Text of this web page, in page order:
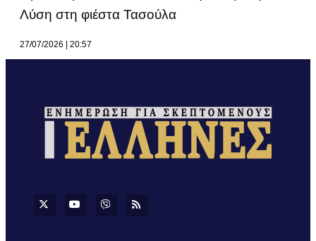
Λύση στη φιέστα Τασούλα
27/07/2026 20:57